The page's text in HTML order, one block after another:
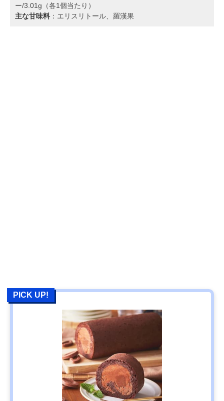
ー/3.01g（各1個当たり）
主な甘味料 ：エリスリトール、羅漢果
PICK UP!